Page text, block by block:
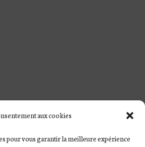
aux cookies
pour vous garantir la meilleure expérience